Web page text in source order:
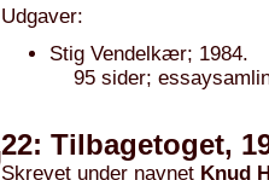
Udgaver:
Stig Vendelkær; 1984.
95 sider;
22: Tilbagetoget,
Skrevet under navnet Knud